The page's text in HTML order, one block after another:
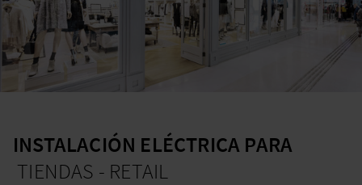
INSTALACIÓN ELÉCTRICA PARA
TIENDAS - RETAIL